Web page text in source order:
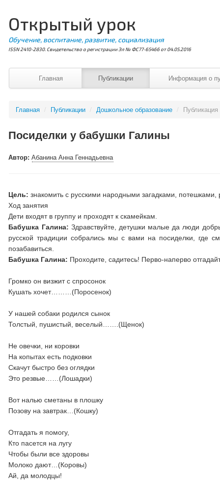
Открытый урок
Обучение, воспитание, развитие, социализация
ISSN 2410-2830. Свидетельство о регистрации Эл № ФС77-65466 от 04.05.2016
Главная Публикации Информация о
Главная / Публикации / Дошкольное образование /
Посиделки у бабушки Галины
Автор:Абанина Анна Геннадьевна
Цель:знакомить с русскими народными загадками,
Ход занятия
Дети входят в группу и проходят к скамейкам.
Бабушка Галина: Здравствуйте, детушки малые да люди
русской традиции собрались мы с вами на посиделки, где
позабавиться.
Бабушка Галина: Проходите, садитесь! Перво-наперво
Громко он визжит с спросонок
Кушать хочет………(Поросенок)
У нашей собаки родился сынок
Толстый, пушистый, веселый…….(Щенок)
Не овечки, ни коровки
На копытах есть подковки
Скачут быстро без оглядки
Это резвые……(Лошадки)
Вот налью сметаны в плошку
Позову на завтрак…(Кошку)
Отгадать я помогу,
Кто пасется на лугу
Чтобы были все здоровы
Молоко дают…(Коровы)
Ай, да молодцы!